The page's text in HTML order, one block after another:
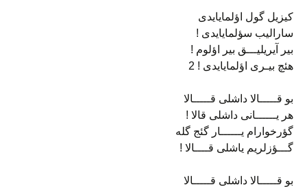
کیزیل گول اؤلمایایدی
سارالیب سؤلمایایدی !
بیر آیریلیـــق بیر اؤلوم !
هئچ بیـری اؤلمایایدی ! 2
بو قـــــالا داشلی قـــــالا
هر یــــــانی داشلی قالا !
گؤرخوارام یــــــار گئج گله
گـــؤزلریم یاشلی قــــالا !
بو قـــــالا داشلی قـــــالا